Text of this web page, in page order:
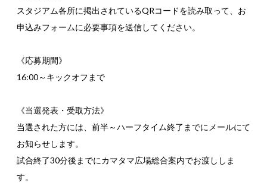
スタジアム各所に掲出されているQRコードを読み取って、お
申込みフォームに必要事項を送信してください。
《応募期間》
16:00～キックオフまで
《当選発表・受取方法》
当選された方には、前半～ハーフタイム終了までにメールにて
お知らせします。
試合終了30分後までにカマタマ広場総合案内でお渡ししま
す。